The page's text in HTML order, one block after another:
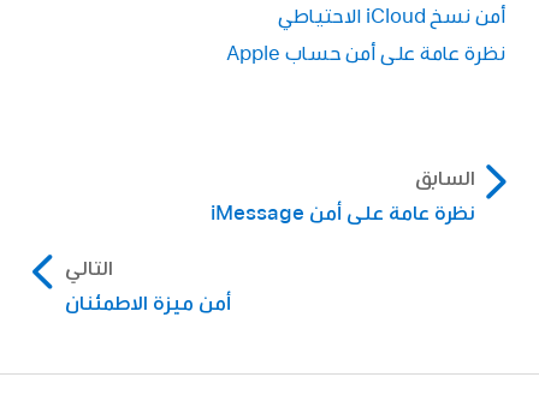
أمن نسخ iCloud الاحتياطي
نظرة عامة على أمن حساب Apple
السابق
نظرة عامة على أمن iMessage
التالي
أمن ميزة الاطمئنان